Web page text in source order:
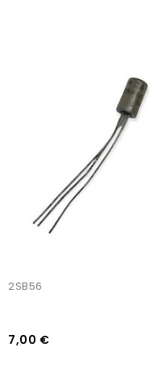
2SB56
7,00 €